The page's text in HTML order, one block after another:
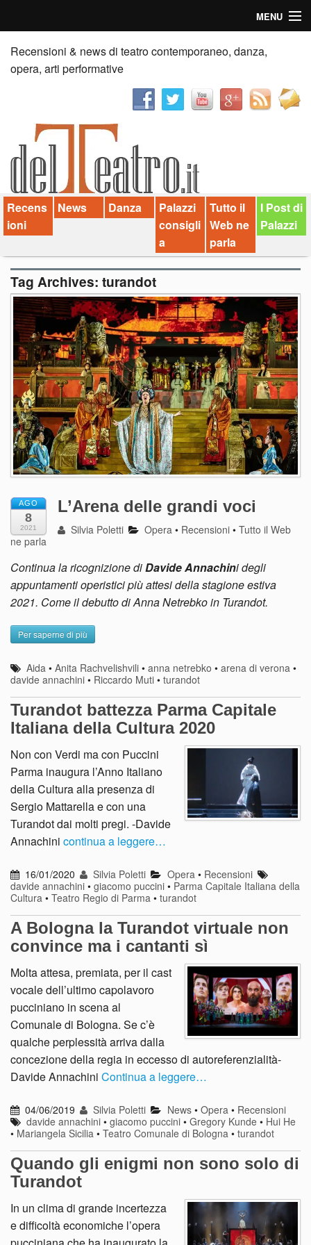
MENU
Home
Recensioni
News
Palazzi consiglia
Video
Chi siamo
Contatti
dT in English
Recensioni & news di teatro contemporaneo, danza,
opera, arti performative
Recens
ioni
News Danza
Palazzi
consigli
a
Tutto il
Web ne
parla
I Post di
Palazzi
Tag Archives: turandot
AGO
8
2021
L’Arena delle grandi voci
Silvia Poletti Opera • Recensioni •Tutto il Web
ne parla
Continua la ricognizione diDavide Annachini degli
appuntamenti operistici più attesi della stagione estiva
2021. Come il debutto di Anna Netrebko in Turandot.
Per saperne di più
Aida •Anita Rachvelishvili •anna netrebko •arena di verona •
davide annachini • Riccardo Muti • turandot
Turandot battezza Parma Capitale
Italiana della Cultura 2020
Non con Verdi ma con Puccini
Parma inaugura l’Anno Italiano
della Cultura alla presenza di
Sergio Mattarella e con una
Turandot dai molti pregi. -Davide
Annachini continua a leggere…
16/01/2020 Silvia Poletti Opera• Recensioni
davide annachini • giacomo puccini • Parma Capitale Italiana della
Cultura • Teatro Regio di Parma • turandot
A Bologna la Turandot virtuale non
convince ma i cantanti sì
Molta attesa, premiata, per il cast
vocale dell’ultimo capolavoro
pucciniano in scena al
Comunale di Bologna. Se c’è
qualche perplessità arriva dalla
concezione della regia in eccesso di autoreferenzialità-
Davide Annachini Continua a leggere…
04/06/2019 Silvia Poletti News• Opera• Recensioni
davide annachini •giacomo puccini •Gregory Kunde • Hui He
• Mariangela Sicilia • Teatro Comunale di Bologna • turandot
Quando gli enigmi non sono solo di
Turandot
In un clima di grande incertezza
e difficoltà economiche l’opera